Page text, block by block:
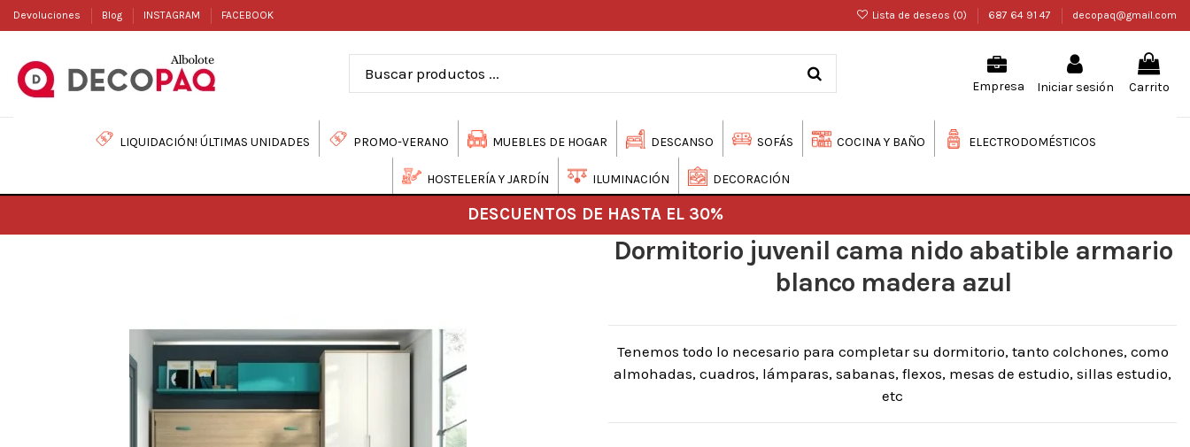
Devoluciones Blog INSTAGRAM FACEBOOK Lista de deseos (0) 687 64 91 47 decopaq@gmail.com
Empresa Iniciar sesión Carrito
LIQUIDACIÓN! ÚLTIMAS UNIDADES PROMO-VERANO MUEBLES DE HOGAR DESCANSO SOFÁS COCINA Y BAÑO ELECTRODOMÉSTICOS
HOSTELERÍA Y JARDÍN ILUMINACIÓN DECORACIÓN
DESCUENTOS DE HASTA EL 30%
Dormitorio juvenil cama nido abatible armario
blanco madera azul
Tenemos todo lo necesario para completar su dormitorio, tanto colchones, como
almohadas, cuadros, lámparas, sabanas, flexos, mesas de estudio, sillas estudio,
etc